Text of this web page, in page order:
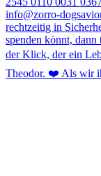
Theodor. ❤️ Als wir